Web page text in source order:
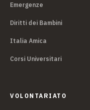
Emergenze
Diritti dei Bambini
Italia Amica
Corsi Universitari
VOLONTARIATO